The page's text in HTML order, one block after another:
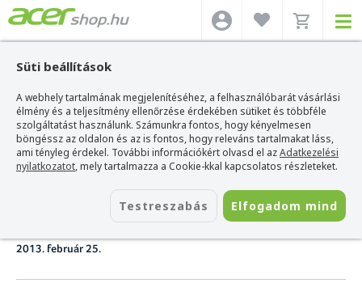
Süti beállítások
A webhely tartalmának megjelenítéséhez, a felhasználóbarát vásárlási
élmény és a teljesítmény ellenőrzése érdekében sütiket és többféle
szolgáltatást használunk. Számunkra fontos, hogy kényelmesen
böngéssz az oldalon és az is fontos, hogy releváns tartalmakat láss,
ami tényleg érdekel. További információkért olvasd el azAdatkezelési
nyilatkozatot, mely tartalmazza a Cookie-kkal kapcsolatos részleteket.
Testreszabás Elfogadom mind
Acer webshop>Hírek>Az AcerShop bemutatja az Acer Android AiO Smart
Monitort
Az AcerShop bemutatja az
Acer Android AiO Smart
Monitort
2013. február 25.